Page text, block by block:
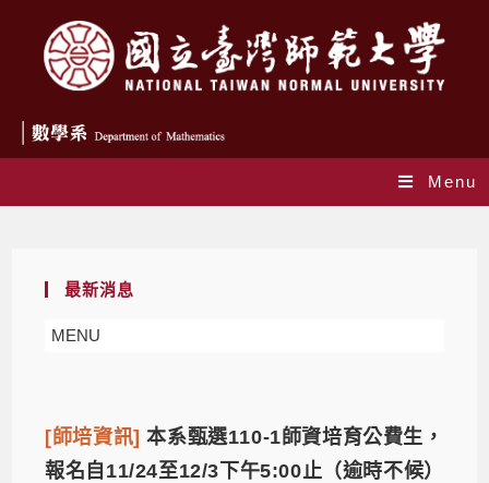
Menu
最新消息
MENU
[師培資訊]本系甄選110-1師資培育公費生，
報名自11/24至12/3下午5:00止（逾時不候）